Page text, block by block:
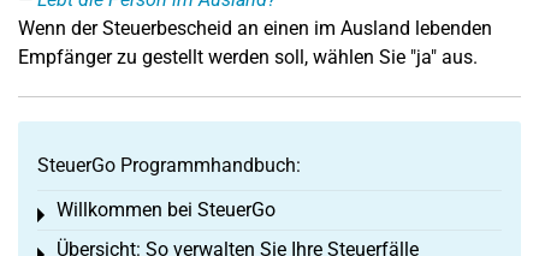
Wenn der Steuerbescheid an einen im Ausland lebenden
Empfänger zu gestellt werden soll, wählen Sie "ja" aus.
SteuerGo Programmhandbuch:
Willkommen bei SteuerGo
Toggle menu
Übersicht: So verwalten Sie Ihre Steuerfälle